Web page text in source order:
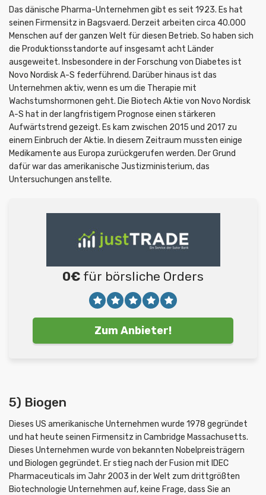
Das dänische Pharma-Unternehmen gibt es seit 1923. Es hat
seinen Firmensitz in Bagsvaerd. Derzeit arbeiten circa 40.000
Menschen auf der ganzen Welt für diesen Betrieb. So haben sich
die Produktionsstandorte auf insgesamt acht Länder
ausgeweitet. Insbesondere in der Forschung von Diabetes ist
Novo Nordisk A-S federführend. Darüber hinaus ist das
Unternehmen aktiv, wenn es um die Therapie mit
Wachstumshormonen geht. Die Biotech Aktie von Novo Nordisk
A-S hat in der langfristigem Prognose einen stärkeren
Aufwärtstrend gezeigt. Es kam zwischen 2015 und 2017 zu
einem Einbruch der Aktie. In diesem Zeitraum mussten einige
Medikamente aus Europa zurückgerufen werden. Der Grund
dafür war das amerikanische Justizministerium, das
Untersuchungen anstellte.
0€ für börsliche Orders
Zum Anbieter!
5) Biogen
Dieses US amerikanische Unternehmen wurde 1978 gegründet
und hat heute seinen Firmensitz in Cambridge Massachusetts.
Dieses Unternehmen wurde von bekannten Nobelpreisträgern
und Biologen gegründet. Er stieg nach der Fusion mit IDEC
Pharmaceuticals im Jahr 2003 in der Welt zum drittgrößten
Biotechnologie Unternehmen auf, keine Frage, dass Sie an